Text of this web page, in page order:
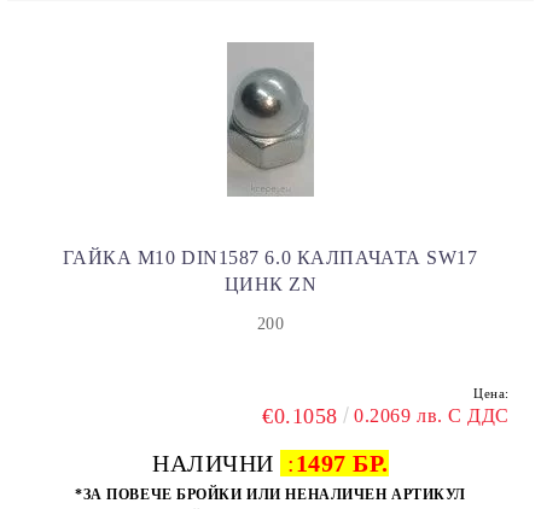
ГАЙКА M10 DIN1587 6.0 КАЛПАЧАТА SW17
ЦИНК ZN
200
Цена:
€0.1058 0.2069 лв. С ДДС
НАЛИЧНИ :1497 БР.
*ЗА ПОВЕЧЕ БРОЙКИ ИЛИ НЕНАЛИЧЕН АРТИКУЛ